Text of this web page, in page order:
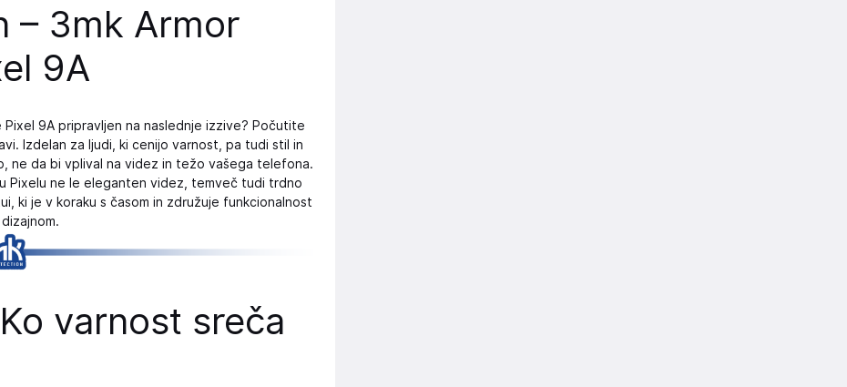
– 3mk Armor
9A
9A pripravljen na naslednje izzive? Počutite
Izdelan za ljudi, ki cenijo varnost, pa tudi stil in
ne da bi vplival na videz in težo vašega telefona.
Pixelu ne le eleganten videz, temveč tudi trdno
ki je v koraku s časom in združuje funkcionalnost
varnost sreča